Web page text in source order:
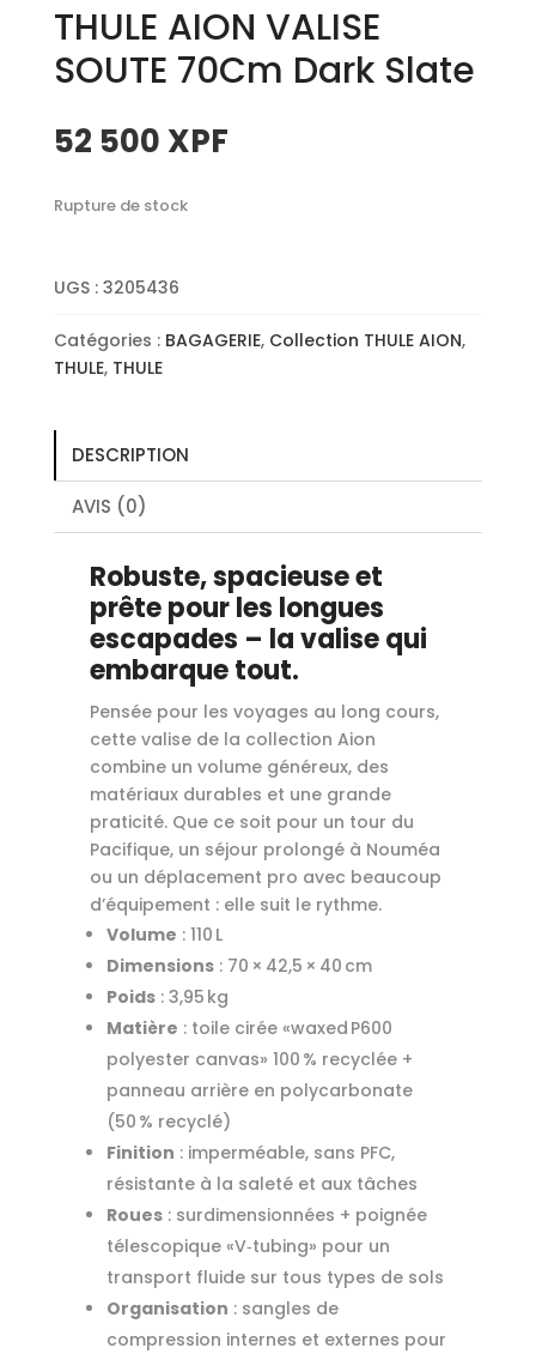
THULE AION VALISE
SOUTE 70Cm Dark Slate
52 500 XPF
Rupture de stock
UGS : 3205436
Catégories : BAGAGERIE, Collection THULE AION,
THULE, THULE
DESCRIPTION
AVIS (0)
Robuste, spacieuse et
prête pour les longues
escapades – la valise qui
embarque tout.
Pensée pour les voyages au long cours,
cette valise de la collection Aion
combine un volume généreux, des
matériaux durables et une grande
praticité. Que ce soit pour un tour du
Pacifique, un séjour prolongé à Nouméa
ou un déplacement pro avec beaucoup
d’équipement : elle suit le rythme.
Volume : 110 L
Dimensions: 70 × 42,5 × 40 cm
Poids: 3,95 kg
Matière : toile cirée «waxed P600
polyester canvas» 100 % recyclée +
panneau arrière en polycarbonate
(50 % recyclé)
Finition : imperméable, sans PFC,
résistante à la saleté et aux tâches
Roues: surdimensionnées + poignée
télescopique «V‑tubing» pour un
transport fluide sur tous types de sols
Organisation : sangles de
compression internes et externes pour